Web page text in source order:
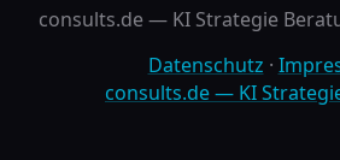
consults.de — KI Strategie
Datenschutz ·
consults.de — KI